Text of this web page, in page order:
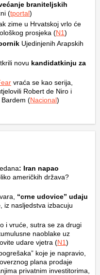
braniteljskih
(tportal)
zime u Hrvatskoj vrlo će
prosjeka (N1)
Ujedinjenih Arapskih
novu kandidatkinju za
vraća se kao serija,
Robert de Niro i
(Nacional)
: Iran napao
američkih država?
“crne udovice” udaju
, iz nasljedstva izbacuju
i vruće, sutra se za drugi
naoblake uz
udare vjetra (N1)
koje je napravio,
plana prodaje
privatnim investitorima,